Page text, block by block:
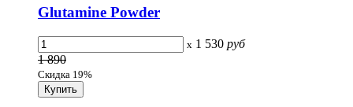
Glutamine Powder
x 1 530 руб
1 890
Скидка 19%